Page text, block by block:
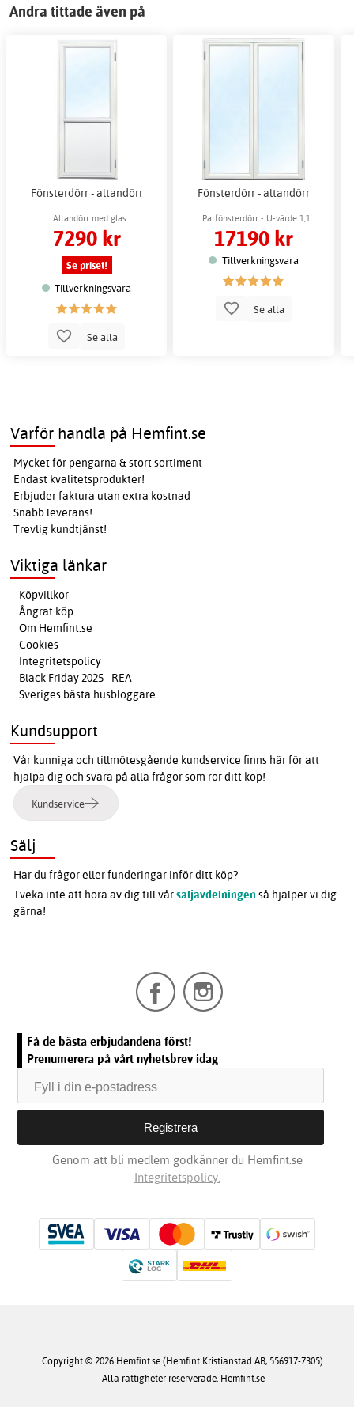
Andra tittade även på
Fönsterdörr - altandörr
Altandörr med glas
7290 kr
Se priset!
Tillverkningsvara
Se alla
Fönsterdörr - altandörr
Parfönsterdörr - U-värde 1,1
17190 kr
Tillverkningsvara
Se alla
Varför handla på Hemfint.se
Mycket för pengarna & stort sortiment
Endast kvalitetsprodukter!
Erbjuder faktura utan extra kostnad
Snabb leverans!
Trevlig kundtjänst!
Viktiga länkar
Köpvillkor
Ångrat köp
Om Hemfint.se
Cookies
Integritetspolicy
Black Friday 2025 - REA
Sveriges bästa husbloggare
Kundsupport
Vår kunniga och tillmötesgående kundservice finns här för att
hjälpa dig och svara på alla frågor som rör ditt köp!
Kundservice
Sälj
Har du frågor eller funderingar inför ditt köp?
Tveka inte att höra av dig till vårsäljavdelningen så hjälper vi dig
gärna!
Få de bästa erbjudandena först!
Prenumerera på vårt nyhetsbrev idag
Genom att bli medlem godkänner du Hemfint.se
Integritetspolicy.
Copyright © 2026 Hemfint.se (Hemfint Kristianstad AB, 556917-7305).
Alla rättigheter reserverade. Hemfint.se